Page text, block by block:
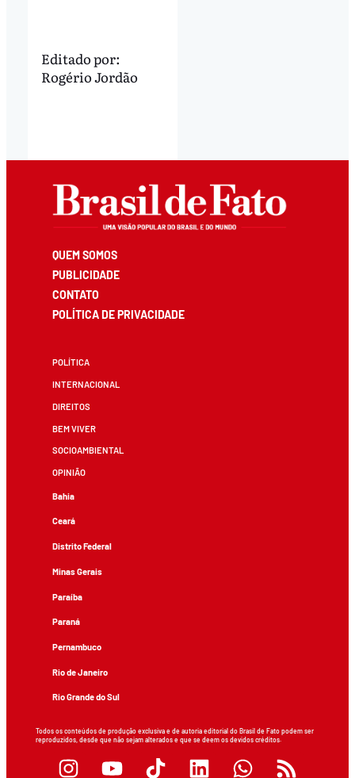
Editado por:
Rogério Jordão
QUEM SOMOS
PUBLICIDADE
CONTATO
POLÍTICA DE PRIVACIDADE
POLÍTICA
INTERNACIONAL
DIREITOS
BEM VIVER
SOCIOAMBIENTAL
OPINIÃO
Bahia
Ceará
Distrito Federal
Minas Gerais
Paraíba
Paraná
Pernambuco
Rio de Janeiro
Rio Grande do Sul
Todos os conteúdos de produção exclusiva e de autoria editorial do Brasil de Fato podem ser
reproduzidos, desde que não sejam alterados e que se deem os devidos créditos.